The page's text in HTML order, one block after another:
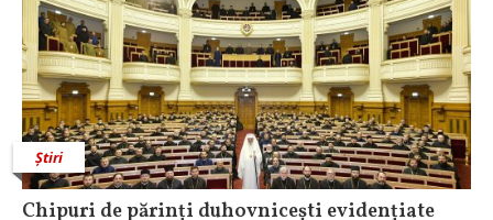
Știri
Chipuri de părinți duhovnicești evidențiate